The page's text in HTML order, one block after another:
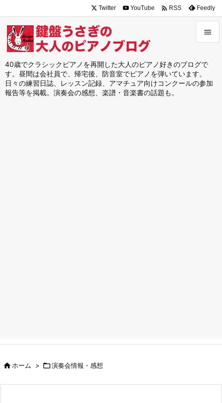
40歳でクラシックピアノを再開した大人のピアノ好きのブログで
す。昼間は会社員で、帰宅後、防音室でピアノを弾いています。
日々の練習日誌、レッスン記録、アマチュア向けコンクールの参加
報告等を掲載。演奏会の感想、楽譜・音楽書の話題も。

メニュ

サイド
Twitter YouTube  RSS Feedly
ホーム > 演奏会情報・感想